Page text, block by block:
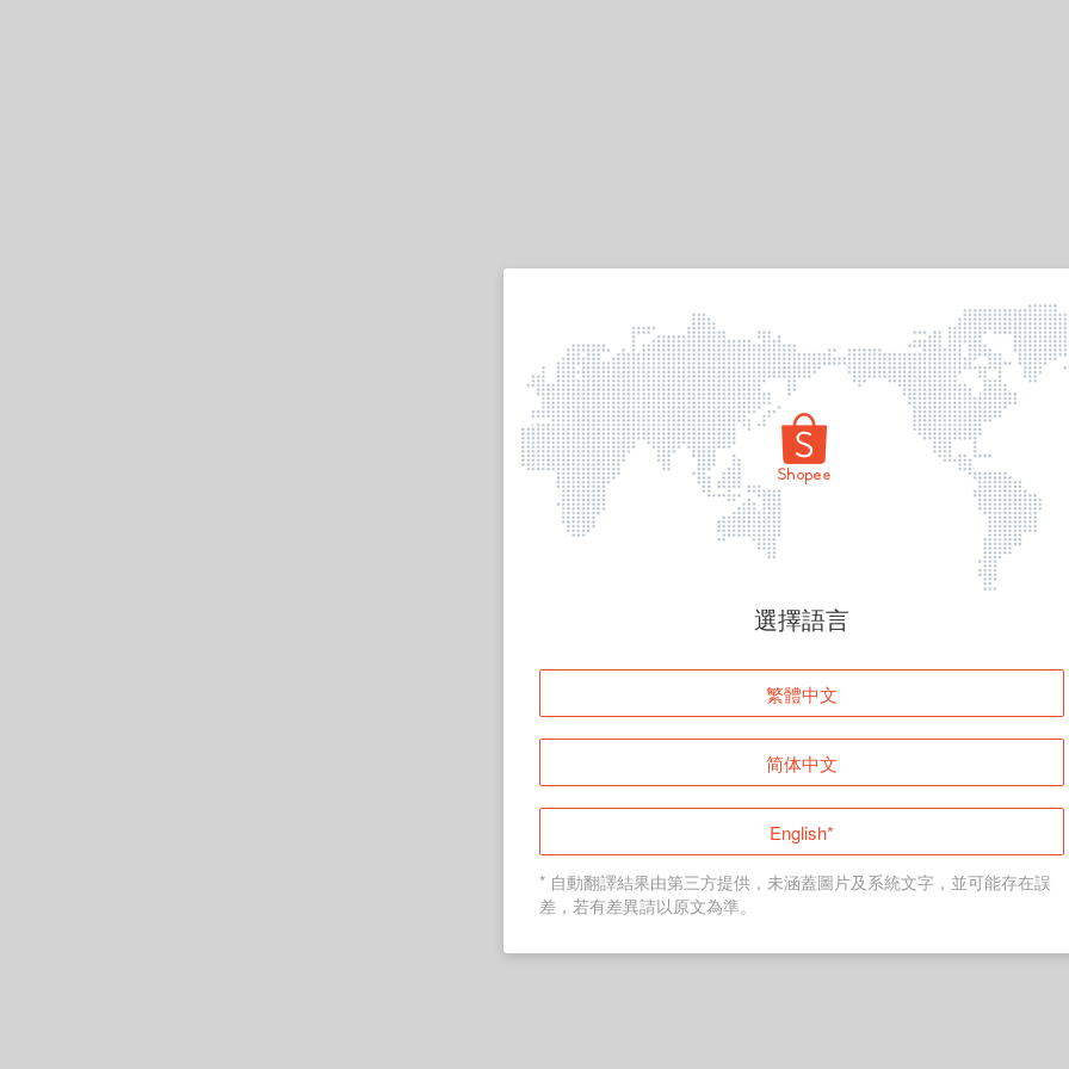
頁面無法顯示
登入
返回首頁
選擇語言
繁體中文
简体中文
English*
* 自動翻譯結果由第三方提供，未涵蓋圖片及系統文字，並可能存在誤
差，若有差異請以原文為準。